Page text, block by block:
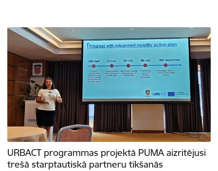
URBACT programmas projektā PUMA aizritējusi
trešā starptautiskā partneru tikšanās